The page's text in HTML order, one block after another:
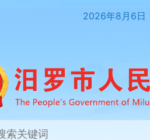
2026年8月6日